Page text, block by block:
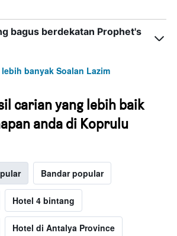
bagus berdekatan Prophet's
banyak Soalan Lazim
carian yang lebih baik
anda di Koprulu
Bandar popular
Hotel 4 bintang
Hotel di Antalya Province